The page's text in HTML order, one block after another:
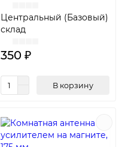
Центральный (Базовый)
склад
350 ₽
В корзину